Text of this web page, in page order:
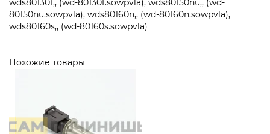
80150nu.sowpvla), wds80160n,, (wd-80160n.sowpvla),
wds80160s,, (wd-80160s.sowpvla)
Похожие товары